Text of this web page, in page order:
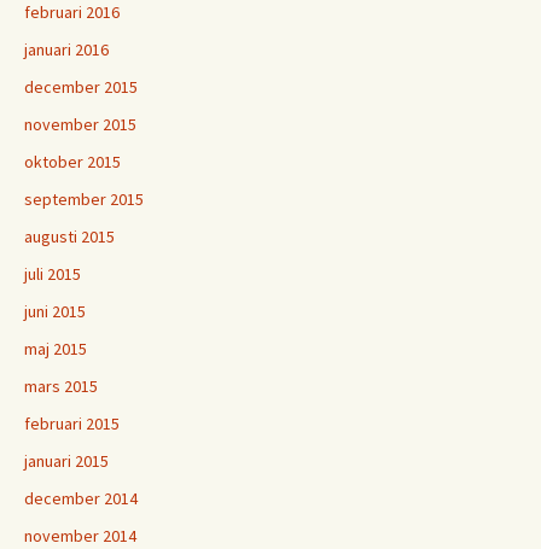
februari 2016
januari 2016
december 2015
november 2015
oktober 2015
september 2015
augusti 2015
juli 2015
juni 2015
maj 2015
mars 2015
februari 2015
januari 2015
december 2014
november 2014